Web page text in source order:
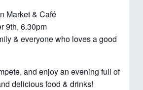
Market & Café
9th, 6.30pm
& everyone who loves a good
and enjoy an evening full of
delicious food & drinks!